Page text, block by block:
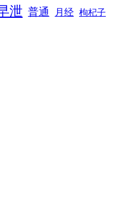
泄 普通 月经 枸杞子